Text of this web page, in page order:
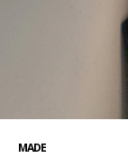
MADE